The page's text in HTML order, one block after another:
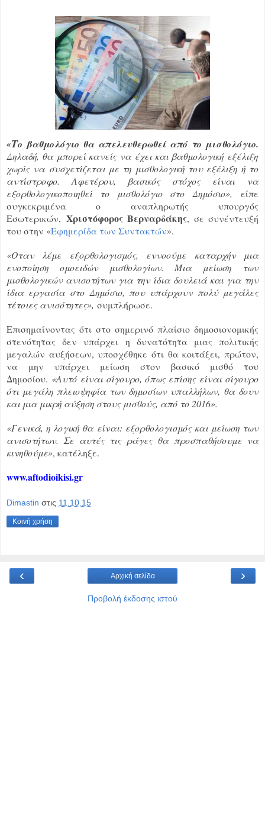
«Το βαθμολόγιο θα απελευθερωθεί από το μισθολόγιο.
Δηλαδή, θα μπορεί κανείς να έχει και βαθμολογική εξέλιξη
χωρίς να συσχετίζεται με τη μισθολογική του εξέλιξη ή το
αντίστροφο. Αφετέρου, βασικός στόχος είναι να
εξορθολογικοποιηθεί το μισθολόγιο στο Δημόσιο», είπε
συγκεκριμένα ο αναπληρωτής υπουργός
Εσωτερικών, Χριστόφορος Βερναρδάκης, σε συνέντευξή
του στην «Εφημερίδα των Συντακτών».
«Οταν λέμε εξορθολογισμός, εννοούμε καταρχήν μια
ενοποίηση ομοειδών μισθολογίων. Μια μείωση των
μισθολογικών ανισοτήτων για την ίδια δουλειά και για την
ίδια εργασία στο Δημόσιο, που υπάρχουν πολύ μεγάλες
τέτοιες ανισότητες», συμπλήρωσε.
Επισημαίνοντας ότι στο σημερινό πλαίσιο δημοσιονομικής
στενότητας δεν υπάρχει η δυνατότητα μιας πολιτικής
μεγαλών αυξήσεων, υποσχέθηκε ότι θα κοιτάξει, πρώτον,
να μην υπάρχει μείωση στον βασικό μισθό του
Δημοσίου. «Αυτό είναι σίγουρο, όπως επίσης είναι σίγουρο
ότι μεγάλη πλειοψηφία των δημοσίων υπαλλήλων, θα δουν
και μια μικρή αύξηση στους μισθούς, από το 2016».
«Γενικά, η λογική θα είναι: εξορθολογισμός και μείωση των
ανισοτήτων. Σε αυτές τις ράγες θα προσπαθήσουμε να
κινηθούμε», κατέληξε.
www.aftodioikisi.gr
Dimastin στις 11.10.15
Κοινή χρήση
‹ ›
Αρχική σελίδα
Προβολή έκδοσης ιστού